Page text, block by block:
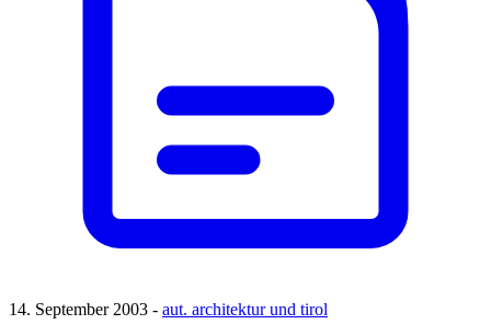
14. September 2003 - aut. architektur und tirol